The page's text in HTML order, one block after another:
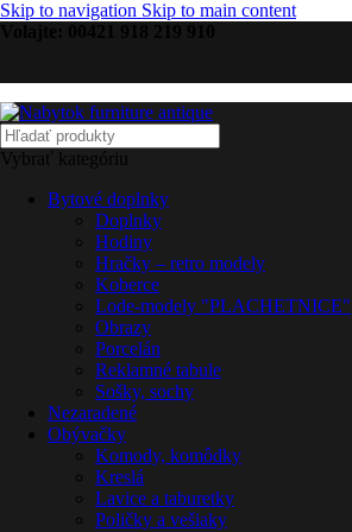
Skip to navigation Skip to main content
Vybrať kategóriu
Bytové doplnky
Doplnky
Hodiny
Hračky – retro modely
Koberce
Lode-modely "PLACHETNICE"
Obrazy
Porcelán
Reklamné tabule
Sošky, sochy
Nezaradené
Obývačky
Komody, komôdky
Kreslá
Lavice a taburetky
Poličky a vešiaky